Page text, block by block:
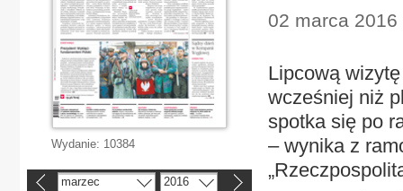
02 marca
Lipcową
wcześniej niż
spotka się po
– wynika z
Wydanie: 10384
marzec 2016